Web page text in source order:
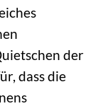
der
dass die